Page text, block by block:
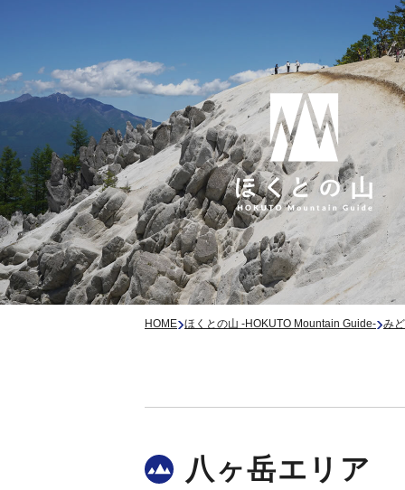
HOME›ほくとの山 -HOKUTO Mountain Guide-›み
八ヶ岳エリア